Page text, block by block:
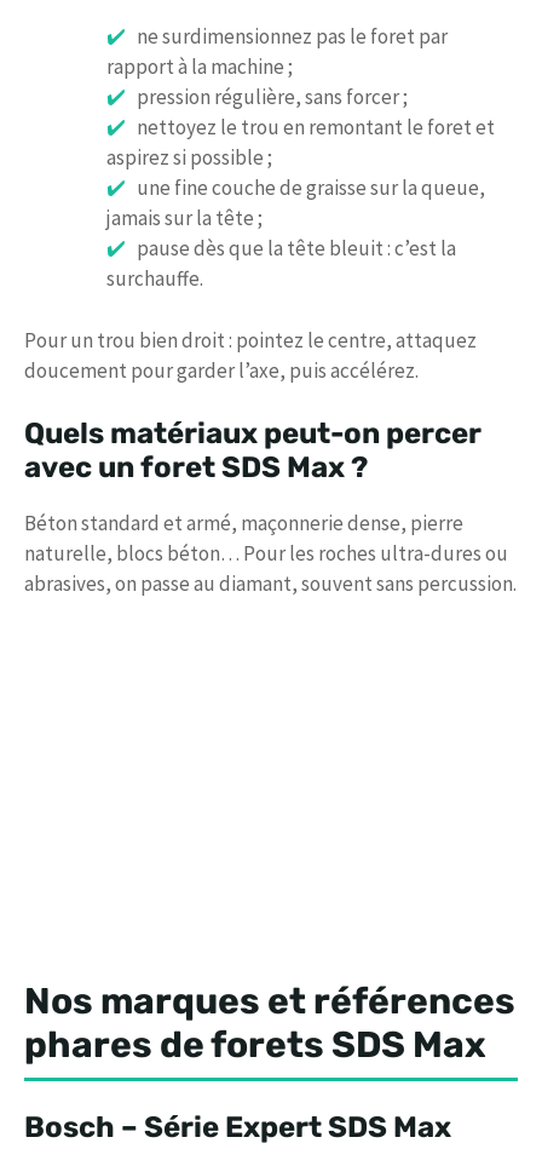
ne surdimensionnez pas le foret par
rapport à la machine ;
pression régulière, sans forcer ;
nettoyez le trou en remontant le foret et
aspirez si possible ;
une fine couche de graisse sur la queue,
jamais sur la tête ;
pause dès que la tête bleuit : c’est la
surchauffe.
Pour un trou bien droit : pointez le centre, attaquez
doucement pour garder l’axe, puis accélérez.
Quels matériaux peut-on percer
avec un foret SDS Max ?
Béton standard et armé, maçonnerie dense, pierre
naturelle, blocs béton… Pour les roches ultra-dures ou
abrasives, on passe au diamant, souvent sans percussion.
Nos marques et références
phares de forets SDS Max
Bosch – Série Expert SDS Max